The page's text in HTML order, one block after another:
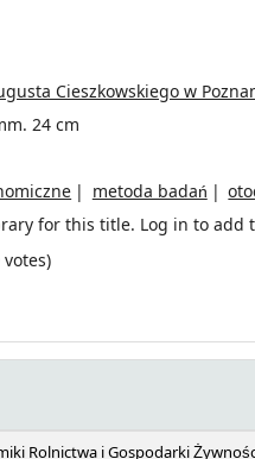
Cieszkowskiego w
24 cm
metoda badań
for this title. Log in to add
Rolnictwa i Gospodarki